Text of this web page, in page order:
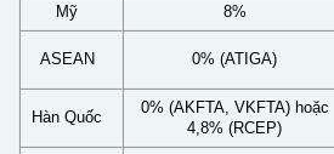
Mỹ 8%
ASEAN 0% (ATIGA)
Hàn Quốc
0% (AKFTA, VKFTA) hoặc
4,8% (RCEP)